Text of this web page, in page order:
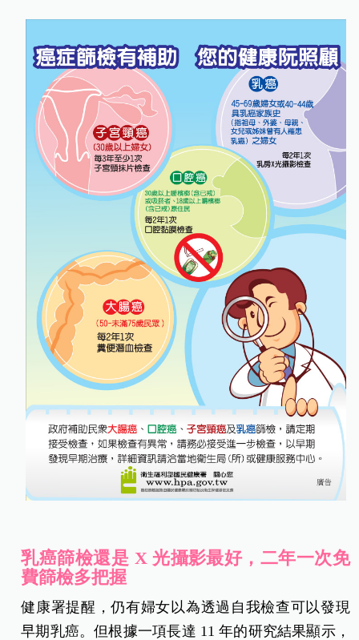
乳癌篩檢還是 X 光攝影最好，二年一次免
費篩檢多把握
健康署提醒，仍有婦女以為透過自我檢查可以發現
早期乳癌。但根據一項長達 11 年的研究結果顯示，